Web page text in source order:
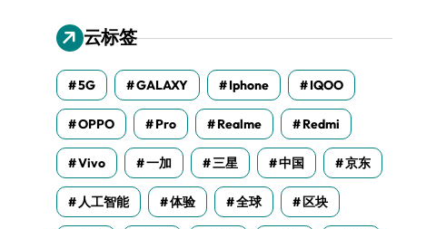
云标签
5G GALAXY Iphone IQOO
OPPO Pro Realme Redmi
Vivo 一加 三星 中国 京东
人工智能 体验 全球 区块